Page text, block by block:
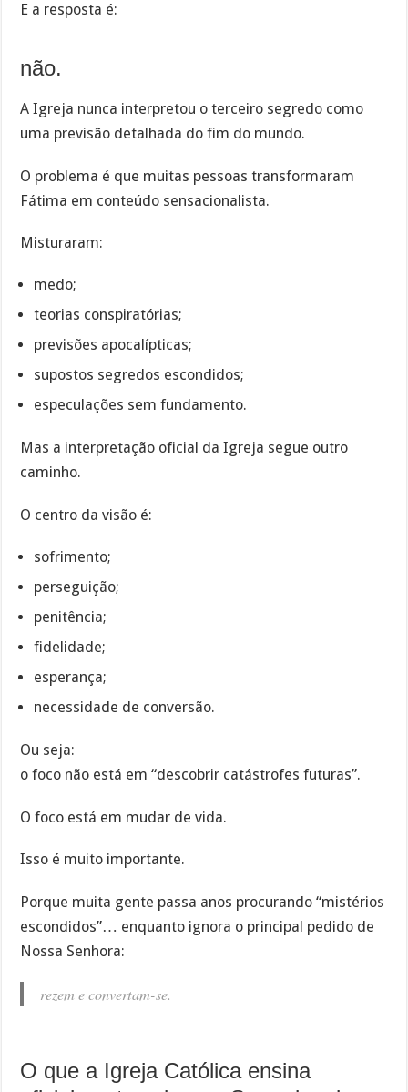
E a resposta é:
não.
A Igreja nunca interpretou o terceiro segredo como
uma previsão detalhada do fim do mundo.
O problema é que muitas pessoas transformaram
Fátima em conteúdo sensacionalista.
Misturaram:
medo;
teorias conspiratórias;
previsões apocalípticas;
supostos segredos escondidos;
especulações sem fundamento.
Mas a interpretação oficial da Igreja segue outro
caminho.
O centro da visão é:
sofrimento;
perseguição;
penitência;
fidelidade;
esperança;
necessidade de conversão.
Ou seja:
o foco não está em “descobrir catástrofes futuras”.
O foco está em mudar de vida.
Isso é muito importante.
Porque muita gente passa anos procurando “mistérios
escondidos”… enquanto ignora o principal pedido de
Nossa Senhora:
rezem e convertam-se.
O que a Igreja Católica ensina